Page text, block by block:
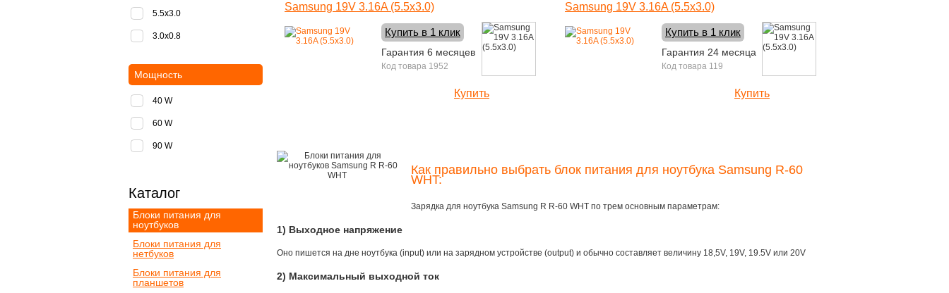
Samsung 19V 3.16A (5.5x3.0)
Купить в 1 клик
Гарантия 6 месяцев
Код товара 1952
Купить
Samsung 19V 3.16A (5.5x3.0)
Купить в 1 клик
Гарантия 24 месяца
Код товара 119
Купить
Как правильно выбрать блок питания для ноутбука Samsung R-60
WHT:
Зарядка для ноутбука Samsung R R-60 WHT по трем основным параметрам:
1) Выходное напряжение
Оно пишется на дне ноутбука (input) или на зарядном устройстве (output) и обычно составляет величину 18,5V, 19V, 19.5V или 20V
2) Максимальный выходной ток
5.5x3.0
3.0x0.8
Мощность
40 W
60 W
90 W
Каталог
Блоки питания для
ноутбуков
Блоки питания для
нетбуков
Блоки питания для
планшетов